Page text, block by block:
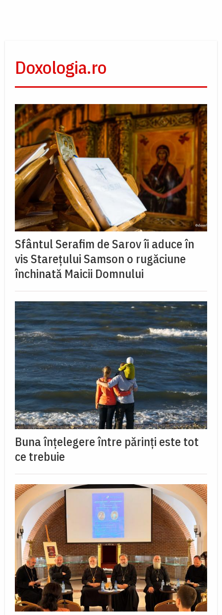
Doxologia.ro
Sfântul Serafim de Sarov îi aduce în
vis Starețului Samson o rugăciune
închinată Maicii Domnului
Buna înțelegere între părinți este tot
ce trebuie